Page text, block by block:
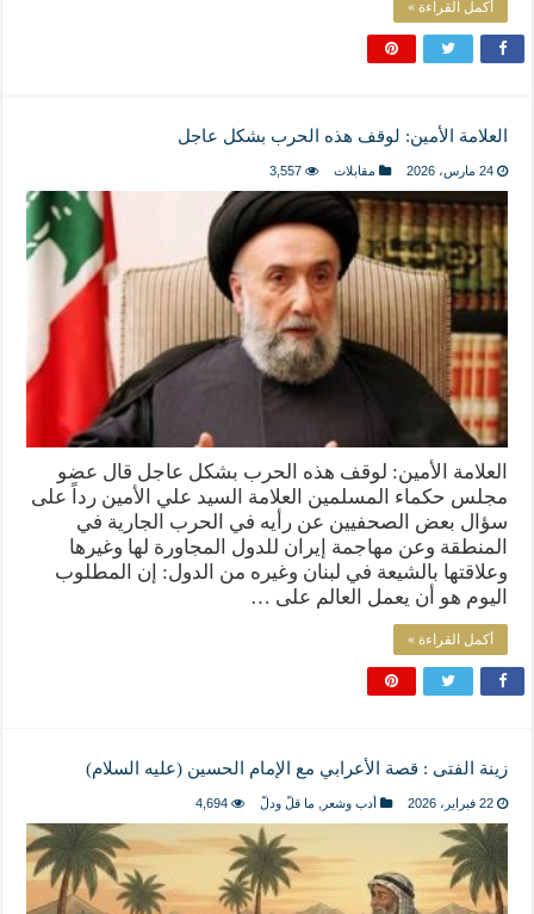
أكمل القراءة »
العلامة الأمين: لوقف هذه الحرب بشكل عاجل
24 مارس، 2026 مقابلات 3,557
العلامة الأمين: لوقف هذه الحرب بشكل عاجل قال عضو
مجلس حكماء المسلمين العلامة السيد علي الأمين رداً على
سؤال بعض الصحفيين عن رأيه في الحرب الجارية في
المنطقة وعن مهاجمة إيران للدول المجاورة لها وغيرها
وعلاقتها بالشيعة في لبنان وغيره من الدول: إن المطلوب
اليوم هو أن يعمل العالم على …
أكمل القراءة »
زينة الفتى : قصة الأعرابي مع الإمام الحسين (عليه السلام)
22 فبراير، 2026 أدب وشعر ما قلّ ودلّ 4,694